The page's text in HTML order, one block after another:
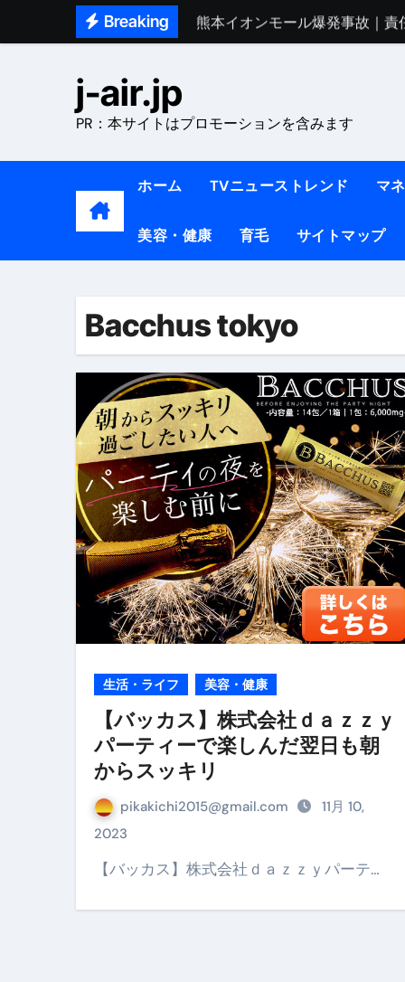
Breaking
熊本イオンモール爆発事故｜責
【医者が教える】本当に痩せる
中町綾が2週間で3.5kg痩せた
【医者が解説】このふくらはぎ
【美容】ダイエットに対する
【1日ダイエットルーティン】
『葬送のフリーレン』の学び｜
リサイクル業者の無料回収・無
山梨県震度6弱と富士山噴火の
青森県震度6とベネゼエラM7級
Cookie同意管理ツール「
金融ブラックでも毎日「ビット
【輸入消費税】輸入に消費税は
この動画は国にすぐ消されま
意外にありえる？日経平均
アフィリエイト【稼げるキーワ
【必見】融資受けるなら”コレ”
弁護士が教える「投資詐欺」
【PR】フリーランス必見！入
j-air.jp
PR：本サイトはプロモーションを含みます
ホーム TVニューストレンド マ
美容・健康 育毛 サイトマップ
Bacchus tokyo
生活・ライフ 美容・健康
【バッカス】株式会社ｄａｚｚｙ
パーティーで楽しんだ翌日も朝
からスッキリ
pikakichi2015@gmail.com
11月 10,
2023
【バッカス】株式会社ｄａｚｚｙパーテ…